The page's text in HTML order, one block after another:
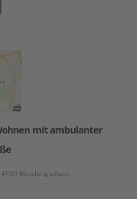
mit ambulanter
Mönchengladbach